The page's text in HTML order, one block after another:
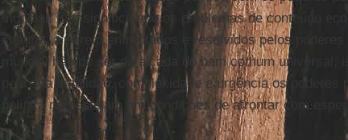
mundial. Isto significa que os problemas de conteúdo
cultural, a serem enfrentados e resolvidos pelos
mundial hão de ser da alçada do bem comum universal,
pela sua amplidão, complexidade e urgência os
política não estejam em condições de afrontar com